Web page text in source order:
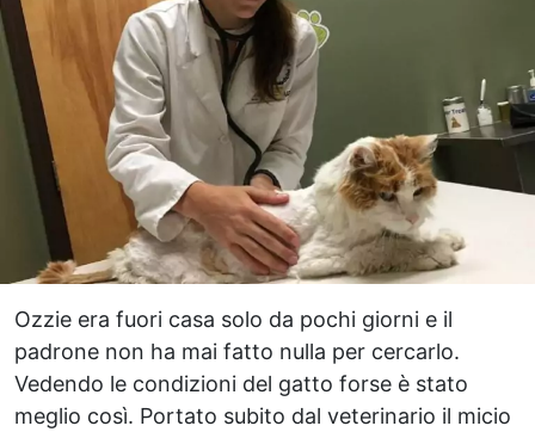
Ozzie era fuori casa solo da pochi giorni e il
padrone non ha mai fatto nulla per cercarlo.
Vedendo le condizioni del gatto forse è stato
meglio così. Portato subito dal veterinario il micio